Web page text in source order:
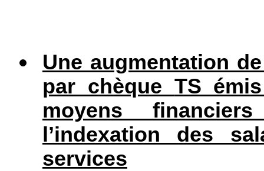
Une augmentation
par chèque TS
moyens
l’indexation des
services